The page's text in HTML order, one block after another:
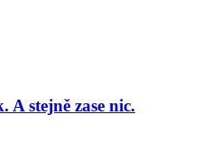
A stejně zase nic.